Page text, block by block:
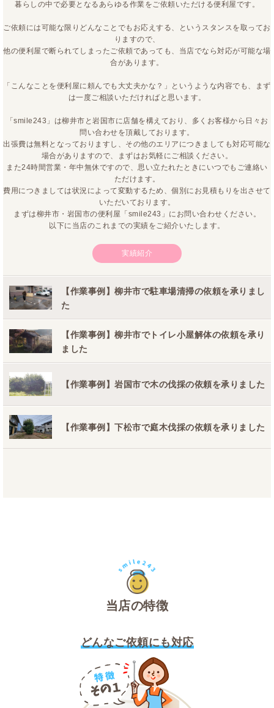
暮らしの中で必要となるあらゆる作業をご依頼いただける便利屋です。
ご依頼には可能な限りどんなことでもお応えする、というスタンスを取ってお
りますので、
他の便利屋で断られてしまったご依頼であっても、当店でなら対応が可能な場
合があります。
「こんなことを便利屋に頼んでも大丈夫かな？」というような内容でも、まず
は一度ご相談いただければと思います。
「smile243」は柳井市と岩国市に店舗を構えており、多くお客様から日々お
問い合わせを頂戴しております。
出張費は無料となっておりますし、その他のエリアにつきましても対応可能な
場合がありますので、まずはお気軽にご相談ください。
また24時間営業・年中無休ですので、思い立たれたときにいつでもご連絡い
ただけます。
費用につきましては状況によって変動するため、個別にお見積もりを出させて
いただいております。
まずは柳井市・岩国市の便利屋「smile243」にお問い合わせください。
以下に当店のこれまでの実績をご紹介いたします。
実績紹介
【作業事例】柳井市で駐車場清掃の依頼を承りまし
た
【作業事例】柳井市でトイレ小屋解体の依頼を承り
ました
【作業事例】岩国市で木の伐採の依頼を承りました
【作業事例】下松市で庭木伐採の依頼を承りました
当店の特徴
どんなご依頼にも対応